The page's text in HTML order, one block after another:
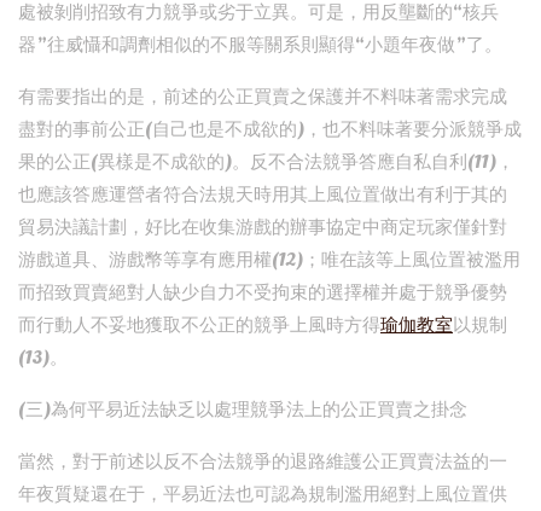
處被剝削招致有力競爭或劣于立異。可是，用反壟斷的“核兵
器”往威懾和調劑相似的不服等關系則顯得“小題年夜做”了。
有需要指出的是，前述的公正買賣之保護并不料味著需求完成
盡對的事前公正(自己也是不成欲的)，也不料味著要分派競爭成
果的公正(異樣是不成欲的)。反不合法競爭答應自私自利(11)，
也應該答應運營者符合法規天時用其上風位置做出有利于其的
貿易決議計劃，好比在收集游戲的辦事協定中商定玩家僅針對
游戲道具、游戲幣等享有應用權(12)；唯在該等上風位置被濫用
而招致買賣絕對人缺少自力不受拘束的選擇權并處于競爭優勢
而行動人不妥地獲取不公正的競爭上風時方得瑜伽教室以規制
(13)。
(三)為何平易近法缺乏以處理競爭法上的公正買賣之掛念
當然，對于前述以反不合法競爭的退路維護公正買賣法益的一
年夜質疑還在于，平易近法也可認為規制濫用絕對上風位置供